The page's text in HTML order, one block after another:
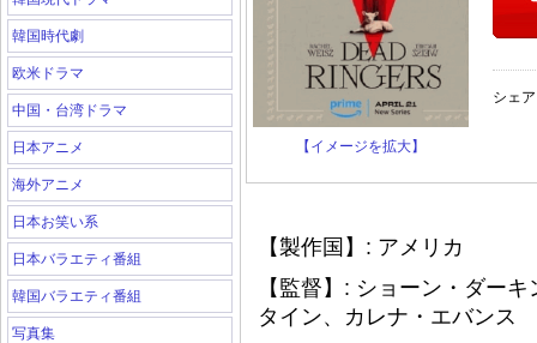
韓国時代劇
欧米ドラマ
中国・台湾ドラマ
日本アニメ
海外アニメ
日本お笑い系
日本バラエティ番組
韓国バラエティ番組
写真集
【イメージを拡大】
シェ
【製作国】: アメリカ
【監督】: ショーン・ダー
タイン、カレナ・エバンス